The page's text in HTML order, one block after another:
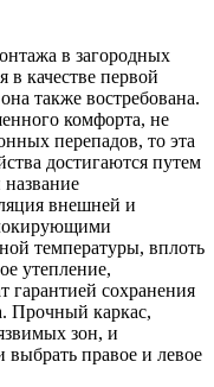
в загородных
в качестве первой
также востребована.
комфорта, не
перепадов, то эта
достигаются путем
внешней и
температуры, вплоть
утепление,
гарантией сохранения
Прочный каркас,
зон, и
правое и левое